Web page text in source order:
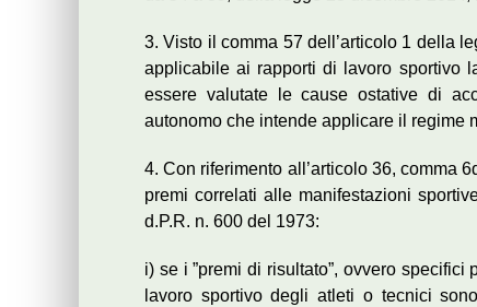
3. Visto il comma 57 dell’articolo 1 della
applicabile ai rapporti di lavoro sportivo
essere valutate le cause ostative di
autonomo che intende applicare il regime
4. Con riferimento all’articolo 36, comma
premi correlati alle manifestazioni
d.P.R. n. 600 del 1973:
i) se i ”premi di risultato”, ovvero
lavoro sportivo degli atleti o tecnici